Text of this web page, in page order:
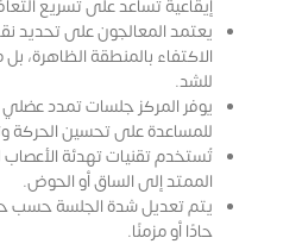
إيقاعية تساعد على تسريع
يعتمد المعالجون على تحديد
الاكتفاء بالمنطقة الظاهرة،
للشد.
يوفر المركز جلسات تمدد
للمساعدة على تحسين الحركة
تُستخدم تقنيات تهدئة
الممتد إلى الساق أو الحوض.
يتم تعديل شدة الجلسة حسب
حادًا أو مزمنًا.